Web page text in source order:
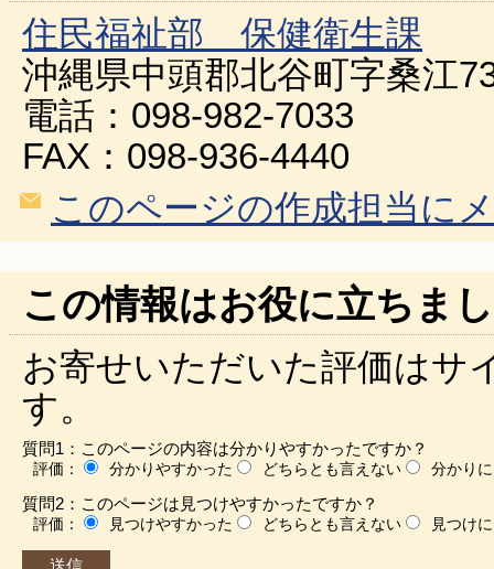
住民福祉部 保健衛生課
沖縄県中頭郡北谷町字桑江
電話：098-982-7033
FAX：098-936-4440
このページの作成担当に
この情報はお役に立ちま
お寄せいただいた評価はサ
す。
質問1：このページの内容は分かりやすかったですか？
評価： 分かりやすかった どちらとも言えない 分かり
質問2：このページは見つけやすかったですか？
評価： 見つけやすかった どちらとも言えない 見つけ